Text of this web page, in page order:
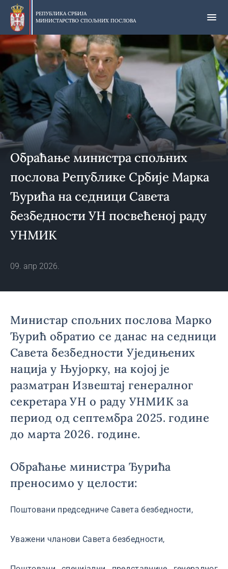
Прескочи
главни
део
садржаја
РЕПУБЛИКА СРБИЈА
МИНИСТАРСТВО СПОЉНИХ ПОСЛОВА
Обраћање министра спољних
послова Републике Србије Марка
Ђурића на седници Савета
безбедности УН посвећеној раду
УНМИК
09. апр 2026.
Министар спољних послова Марко
Ђурић обратио се данас на седници
Савета безбедности Уједињених
нација у Њујорку, на којој је
разматран Извештај генералног
секретара УН о раду УНМИК за
период од септембра 2025. године
до марта 2026. године.
Обраћање министра Ђурића
преносимо у целости:
Поштовани председниче Савета безбедности,
Уважени чланови Савета безбедности,